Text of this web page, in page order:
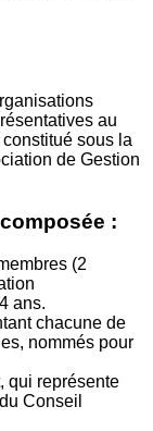
au
sous la
de Gestion
:
(2
ans.
chacune de
nommés pour
qui représente
Conseil